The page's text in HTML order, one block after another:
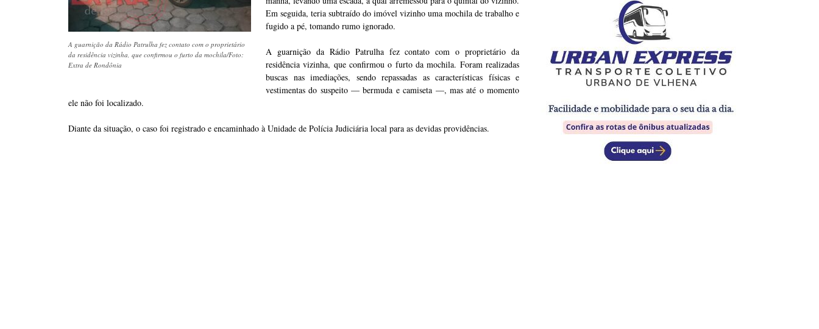
A guarnição da Rádio Patrulha fez contato com o proprietário
da residência vizinha, que confirmou o furto da mochila/Foto:
Extra de Rondônia
Em seguida, teria subtraído do imóvel vizinho uma mochila de trabalho e
fugido a pé, tomando rumo ignorado.
A guarnição da Rádio Patrulha fez contato com o proprietário da
residência vizinha, que confirmou o furto da mochila. Foram realizadas
buscas nas imediações, sendo repassadas as características físicas e
vestimentas do suspeito — bermuda e camiseta —, mas até o momento
ele não foi localizado.
Diante da situação, o caso foi registrado e encaminhado à Unidade de Polícia Judiciária local para as devidas providências.